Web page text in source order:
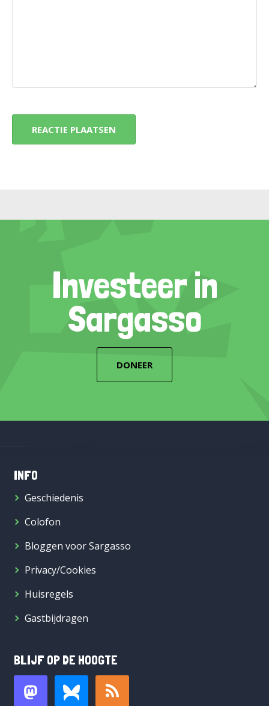
Investeer in
Sargasso
DONEER
INFO
Geschiedenis
Colofon
Bloggen voor Sargasso
Privacy/Cookies
Huisregels
Gastbijdragen
BLIJF OP DE HOOGTE